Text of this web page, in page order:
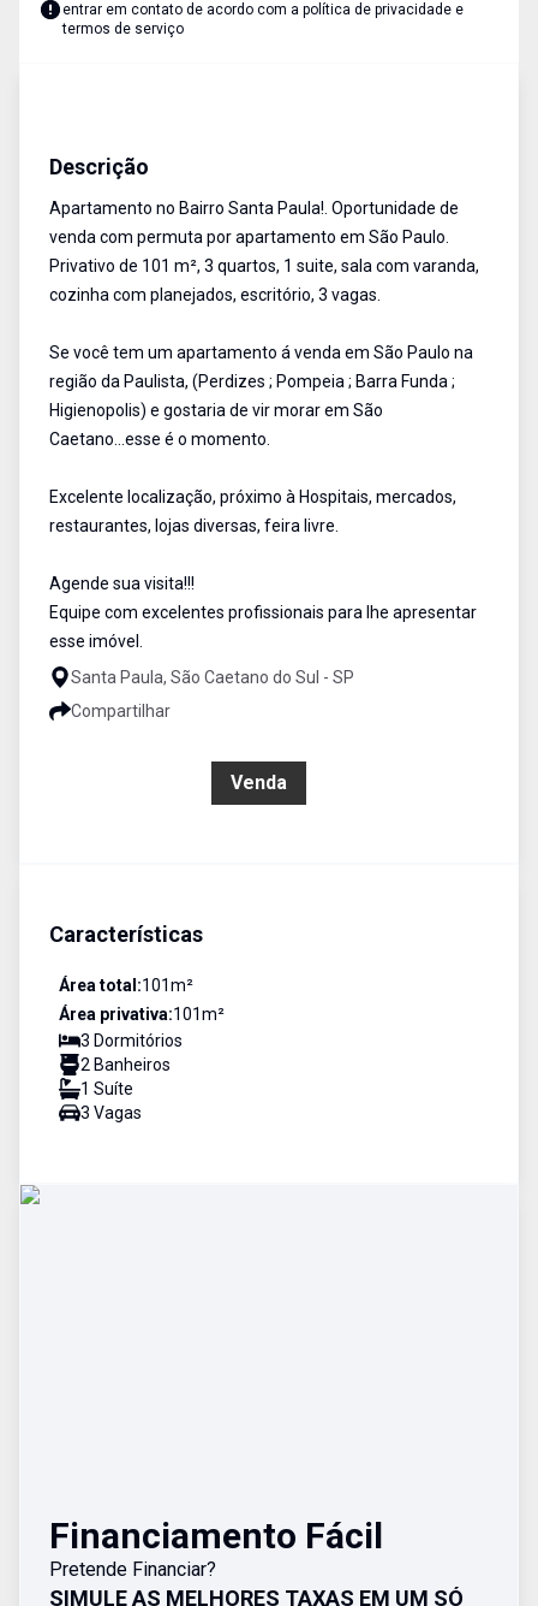
entrar em contato de acordo com a política de privacidade e
termos de serviço
Descrição
Apartamento no Bairro Santa Paula!. Oportunidade de
venda com permuta por apartamento em São Paulo.
Privativo de 101 m², 3 quartos, 1 suite, sala com varanda,
cozinha com planejados, escritório, 3 vagas.
Se você tem um apartamento á venda em São Paulo na
região da Paulista, (Perdizes ; Pompeia ; Barra Funda ;
Higienopolis) e gostaria de vir morar em São
Caetano...esse é o momento.
Excelente localização, próximo à Hospitais, mercados,
restaurantes, lojas diversas, feira livre.
Agende sua visita!!!
Equipe com excelentes profissionais para lhe apresentar
esse imóvel.
Santa Paula, São Caetano do Sul - SP
Compartilhar
Venda
Características
Área total:101m²
Área privativa:101m²
3 Dormitórios
2 Banheiros
1 Suíte
3 Vagas
Financiamento Fácil
Pretende Financiar?
SIMULE AS MELHORES TAXAS EM UM SÓ